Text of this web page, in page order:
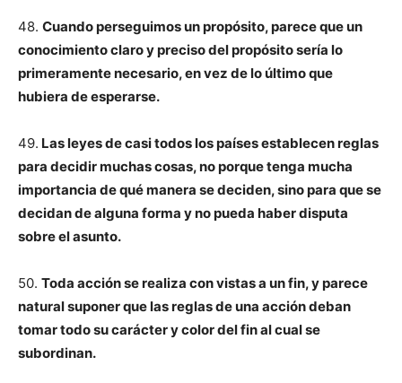
48. Cuando perseguimos un propósito, parece que un
conocimiento claro y preciso del propósito sería lo
primeramente necesario, en vez de lo último que
hubiera de esperarse.
49. Las leyes de casi todos los países establecen reglas
para decidir muchas cosas, no porque tenga mucha
importancia de qué manera se deciden, sino para que se
decidan de alguna forma y no pueda haber disputa
sobre el asunto.
50. Toda acción se realiza con vistas a un fin, y parece
natural suponer que las reglas de una acción deban
tomar todo su carácter y color del fin al cual se
subordinan.